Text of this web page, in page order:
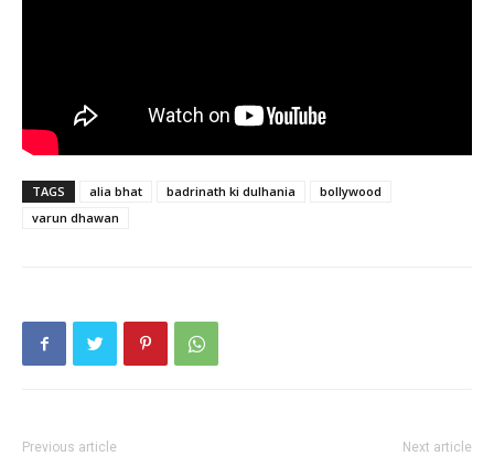
TAGS alia bhat badrinath ki dulhania
bollywood
varun dhawan
Previous article Next article